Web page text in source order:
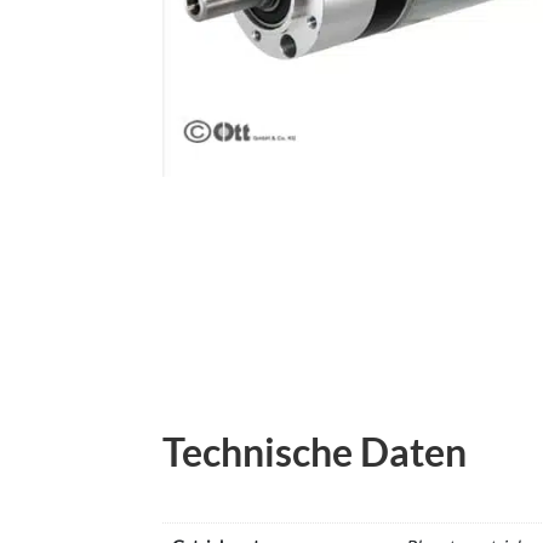
Technische Daten